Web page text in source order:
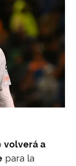
volverá a
para la